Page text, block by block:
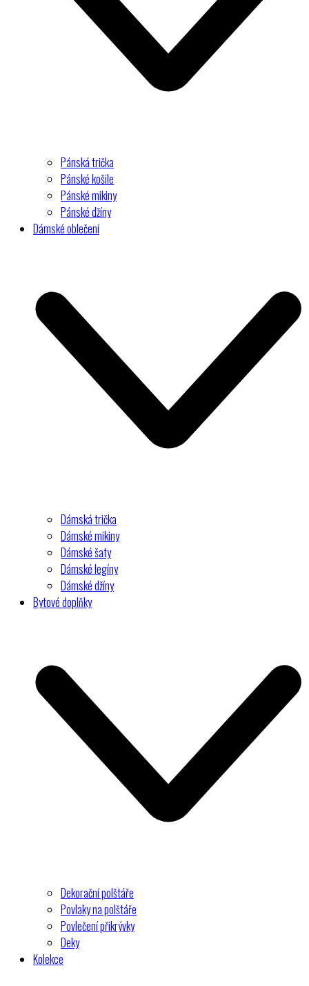
Pánská trička
Pánské košile
Pánské mikiny
Pánské džíny
Dámské oblečení
Dámská trička
Dámské mikiny
Dámské šaty
Dámské legíny
Dámské džíny
Bytové doplňky
Dekorační polštáře
Povlaky na polštáře
Povlečení přikrývky
Deky
Kolekce